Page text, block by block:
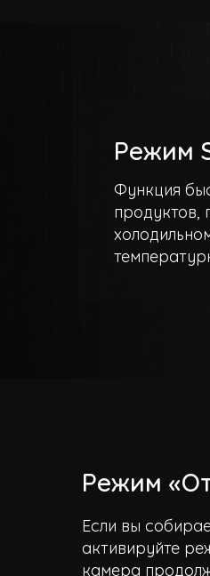
Режим
Функция
продуктов,
Режим
Если вы
активируйте
камера